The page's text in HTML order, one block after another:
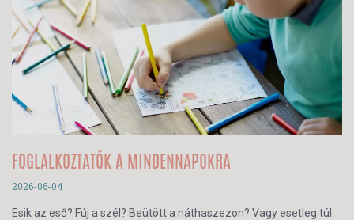
FOGLALKOZTATÓK A MINDENNAPOKRA
2026-06-04
Esik az eső? Fúj a szél? Beütött a náthaszezon? Vagy esetleg túl